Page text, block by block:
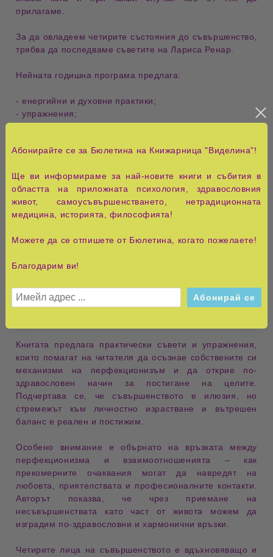
прилагаме.
За да овладеем четирите състояния до съвършенство
трябва да последваме съветите на Лариса Ренар
Нейната годишна програма предлага:
- енергийни и духовни практики;
- упражнения;
разкрива как стремежът към идеалното може да бъде
едновременно вдъхновяващ и разрушителен. Авторът
анализирапсихологическите аспекти на
перфекционизма, неговите корени и отражението му
съвършенството
провал. Всеки от тези аспекти е разгледан с внимание
къмемоционалните и поведенчески модели, които
Книгата предлага практически съвети и упражнения
които помагат на читателя да осъзнае собствените си
механизми на перфекционизъм и да открие по-
здравословен начин за постигане на целите.
Подчертава се, чесъвършенството е илюзия
, но
стремежът към личностно израстване и вътрешен
баланс е реален и постижим.
Особено внимание е обърнато на връзката между
перфекционизма и взаимоотношенията
– как
прекомерните очаквания могат да навредят на
любовта, приятелствата и професионалните контакти.
Авторът показва, че чрез приемане на
несъвършенствата като част от живота
можем да
изградим по-здравословни и хармонични връзки.
Четирите лица на съвършенството е вдъхновяващо и
Абонирайте се за Бюлетина на Книжарница "Виделина"!
Ще ви информираме за най-новите книги и събития в
областта на приложната психология, здравословния
живот, самоусъвършенстването, нетрадиционната
медицина, историята, философията!
Можете да се отпишете от Бюлетина, когато пожелаете!
Благодарим ви!